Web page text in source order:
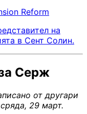
Reform
на
в Сент Солин.
Серж
от другари
29 март.